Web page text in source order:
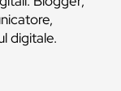
digitale.